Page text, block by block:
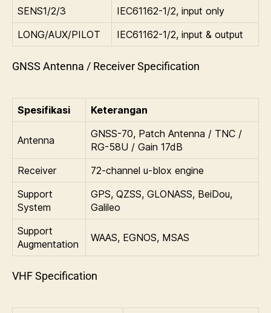
SENS1/2/3
IEC61162-1/2, input only
LONG/AUX/PILOT
IEC61162-1/2, input & output
GNSS Antenna / Receiver Specification
Spesifikasi Keterangan
Antenna
GNSS-70, Patch Antenna / TNC /
RG-58U / Gain 17dB
Receiver
72-channel u-blox engine
Support
System
GPS, QZSS, GLONASS, BeiDou,
Galileo
Support
Augmentation
WAAS, EGNOS, MSAS
VHF Specification